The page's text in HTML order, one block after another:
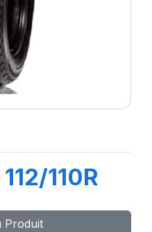
110R
Produit